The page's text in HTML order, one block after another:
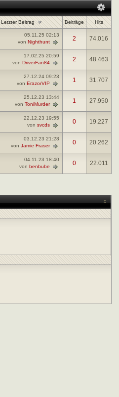
Letzter Beitrag Beiträge Hits
05.11.25 02:13
von Nighthunt 2 74.016
17.02.25 20:59
von DriverFan84 2 48.463
27.12.24 09:23
von ErazorVIP 1 31.707
25.12.23 13:44
von ToniMurder 1 27.950
22.12.23 19:55
von svcds 0 19.227
03.12.23 21:28
von Jamie Fraser 0 20.262
04.11.23 18:40
von benbube 0 22.011